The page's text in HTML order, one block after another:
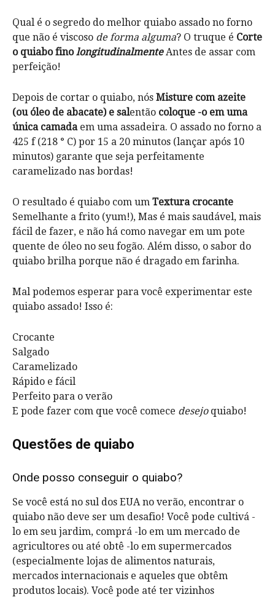
Qual é o segredo do melhor quiabo assado no forno
que não é viscoso de forma alguma? O truque é Corte
o quiabo finolongitudinalmenteAntes de assar com
perfeição!
Depois de cortar o quiabo, nós Misture com azeite
(ou óleo de abacate) e salentão coloque -o em uma
única camadaem uma assadeira. O assado no forno a
425 f (218 ° C) por 15 a 20 minutos (lançar após 10
minutos) garante que seja perfeitamente
caramelizado nas bordas!
O resultado é quiabo com um Textura crocante
Semelhante a frito (yum!), Mas é mais saudável, mais
fácil de fazer, e não há como navegar em um pote
quente de óleo no seu fogão. Além disso, o sabor do
quiabo brilha porque não é dragado em farinha.
Mal podemos esperar para você experimentar este
quiabo assado! Isso é:
Crocante
Salgado
Caramelizado
Rápido e fácil
Perfeito para o verão
E pode fazer com que você comece desejoquiabo!
Questões de quiabo
Onde posso conseguir o quiabo?
Se você está no sul dos EUA no verão, encontrar o
quiabo não deve ser um desafio! Você pode cultivá -
lo em seu jardim, comprá -lo em um mercado de
agricultores ou até obtê -lo em supermercados
(especialmente lojas de alimentos naturais,
mercados internacionais e aqueles que obtêm
produtos locais). Você pode até ter vizinhos